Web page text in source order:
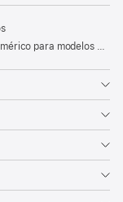
- Español (América Latina) - Teclas negras